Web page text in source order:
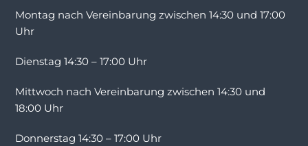
Montag nach Vereinbarung zwischen 14:30 und 17:00
Uhr
Dienstag 14:30 – 17:00 Uhr
Mittwoch nach Vereinbarung zwischen 14:30 und
18:00 Uhr
Donnerstag 14:30 – 17:00 Uhr